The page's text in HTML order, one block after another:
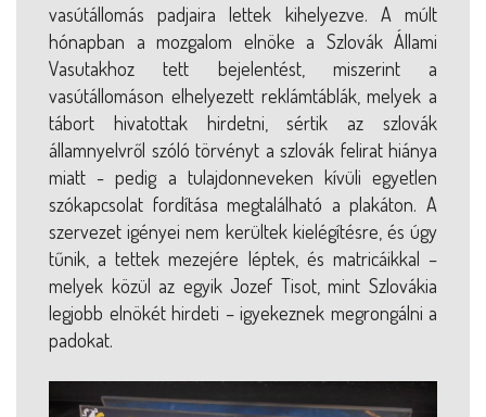
vasútállomás padjaira lettek kihelyezve. A múlt
hónapban a mozgalom elnöke a Szlovák Állami
Vasutakhoz tett bejelentést, miszerint a
vasútállomáson elhelyezett reklámtáblák, melyek a
tábort hivatottak hirdetni, sértik az szlovák
államnyelvről szóló törvényt a szlovák felirat hiánya
miatt - pedig a tulajdonneveken kívüli egyetlen
szókapcsolat fordítása megtalálható a plakáton. A
szervezet igényei nem kerültek kielégítésre, és úgy
tűnik, a tettek mezejére léptek, és matricáikkal –
melyek közül az egyik Jozef Tisot, mint Szlovákia
legjobb elnökét hirdeti – igyekeznek megrongálni a
padokat.